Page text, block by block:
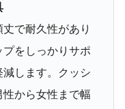
で耐久性があり
をしっかりサポ
します。クッシ
性から女性まで幅